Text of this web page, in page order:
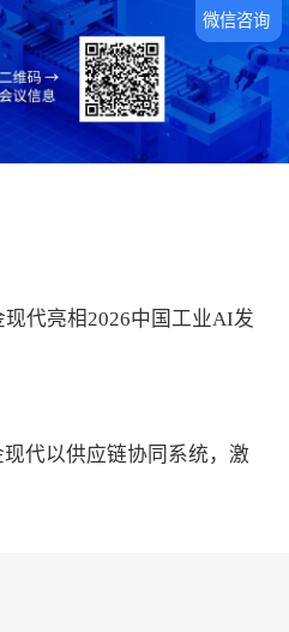
代亮相2026中国工业AI发
代以供应链协同系统，激
微信咨询